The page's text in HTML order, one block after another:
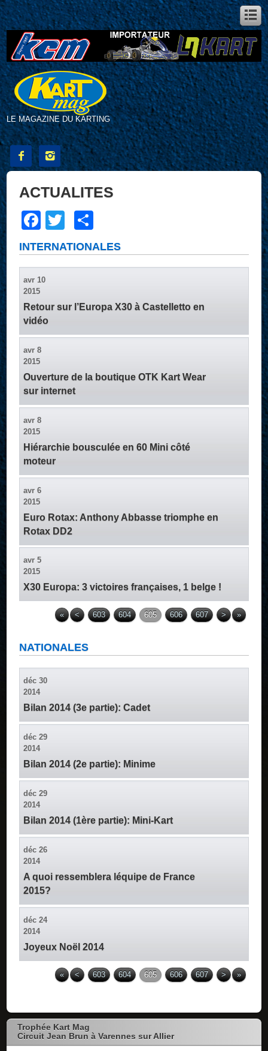
LE MAGAZINE DU KARTING
 
ACTUALITES
Facebook
Twitter
INTERNATIONALES
avr 10
2015
Retour sur l’Europa X30 à Castelletto en
vidéo
avr 8
2015
Ouverture de la boutique OTK Kart Wear
sur internet
avr 8
2015
Hiérarchie bousculée en 60 Mini côté
moteur
avr 6
2015
Euro Rotax: Anthony Abbasse triomphe en
Rotax DD2
avr 5
2015
X30 Europa: 3 victoires françaises, 1 belge !
« < 603 604 605 606 607 > »
NATIONALES
déc 30
2014
Bilan 2014 (3e partie): Cadet
déc 29
2014
Bilan 2014 (2e partie): Minime
déc 29
2014
Bilan 2014 (1ère partie): Mini-Kart
déc 26
2014
A quoi ressemblera léquipe de France
2015?
déc 24
2014
Joyeux Noël 2014
« < 603 604 605 606 607 > »
Trophée Kart Mag
Circuit Jean Brun à Varennes sur Allier